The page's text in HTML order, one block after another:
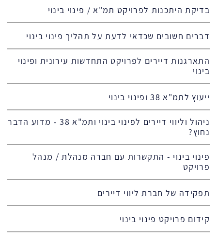
בדיקת היתכנות לפרויקט תמ"א / פינוי בינוי
דברים חשובים שכדאי לדעת על תהליך פינוי בינוי
התארגנות דיירים לפרויקט התחדשות עירונית ופינוי
בינוי
ייעוץ לתמ"א 38 ופינוי בינוי
ניהול וליווי דיירים לפינוי בינוי ותמ"א 38 - מדוע הדבר
נחוץ?
פינוי בינוי - התקשרות עם חברה מנהלת / מנהל
פרויקט
תפקידה של חברת ליווי דיירים
קידום פרויקט פינוי בינוי